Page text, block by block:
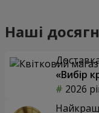
Наші
«Вибір
2026